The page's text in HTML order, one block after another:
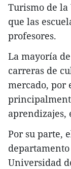
Turismo de
que las
profesores.
La mayoría
carreras de
mercado, por
aprendizajes,
Por su parte,
Universidad